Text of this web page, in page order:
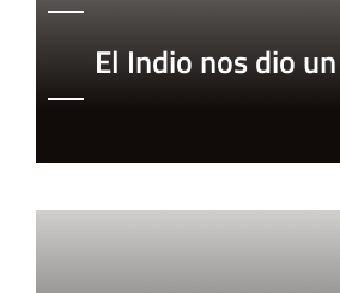
El Indio nos dio